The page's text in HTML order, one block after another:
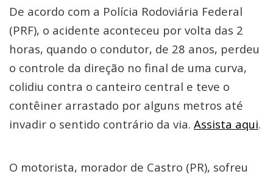
De acordo com a Polícia Rodoviária Federal
(PRF), o acidente aconteceu por volta das 2
horas, quando o condutor, de 28 anos, perdeu
o controle da direção no final de uma curva,
colidiu contra o canteiro central e teve o
contêiner arrastado por alguns metros até
invadir o sentido contrário da via. Assista aqui.
O motorista, morador de Castro (PR), sofreu